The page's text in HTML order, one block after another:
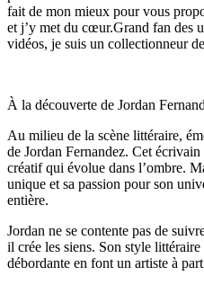
fait de mon mieux pour vous
et j’y met du cœur. ​Grand fan des
vidéos, je suis un collectionneur
À la découverte de Jordan
Au milieu de la scène littéraire,
de Jordan Fernandez. Cet
créatif qui évolue dans l’ombre.
unique et sa passion pour son
entière.
Jordan ne se contente pas de
il crée les siens. Son ⁣style
débordante⁤ en font un artiste à